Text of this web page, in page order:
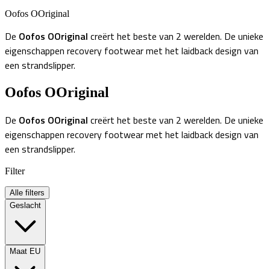
Oofos OOriginal
De Oofos OOriginal creërt het beste van 2 werelden. De unieke
eigenschappen recovery footwear met het laidback design van
een strandslipper.
Oofos OOriginal
De Oofos OOriginal creërt het beste van 2 werelden. De unieke
eigenschappen recovery footwear met het laidback design van
een strandslipper.
Filter
Alle filters
Geslacht
Maat EU